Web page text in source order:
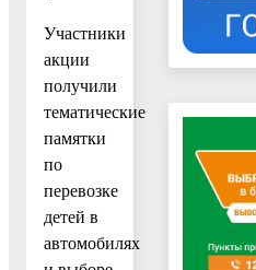
Участники
акции
получили
тематические
памятки
по
перевозке
детей в
автомобилях